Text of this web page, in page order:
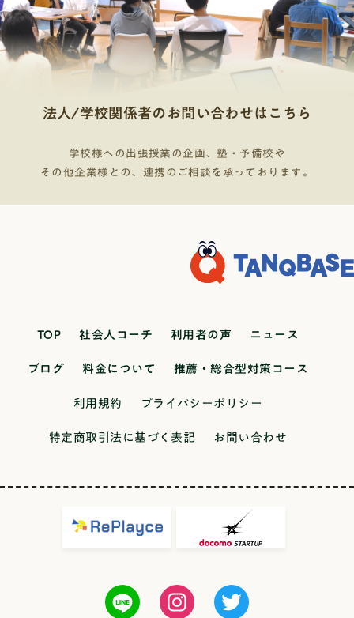
法人/学校関係者のお問い合わせはこちら
学校様への出張授業の企画、塾・予備校や
その他企業様との、連携のご相談を承っております。
TOP 社会人コーチ 利用者の声 ニュース
ブログ 料金について 推薦・総合型対策コース
利用規約 プライバシーポリシー
特定商取引法に基づく表記 お問い合わせ